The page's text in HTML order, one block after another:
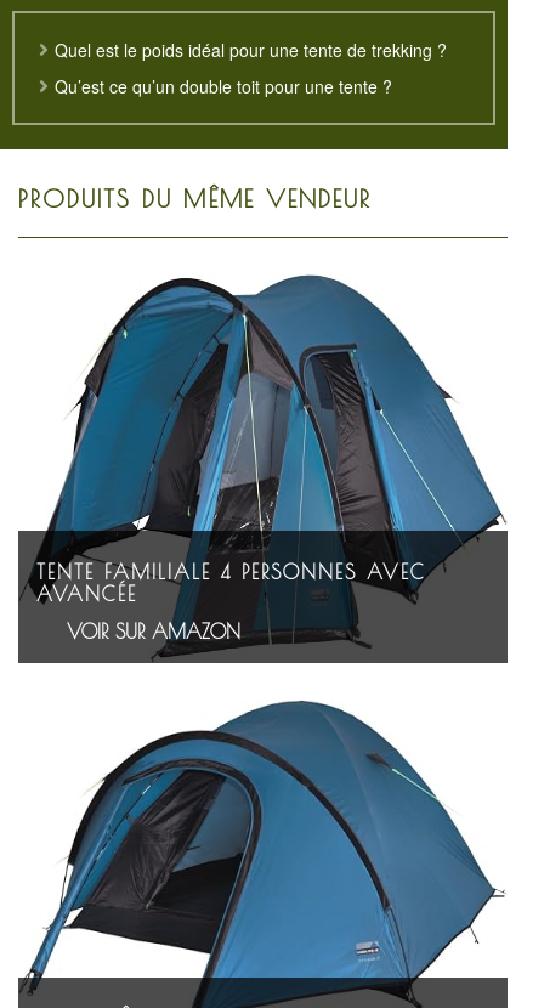
Quel est le poids idéal pour une tente de trekking ?
Qu’est ce qu’un double toit pour une tente ?
PRODUITS DU MÊME VENDEUR
TENTE FAMILIALE 4 PERSONNES AVEC
AVANCÉE
VOIR SUR AMAZON